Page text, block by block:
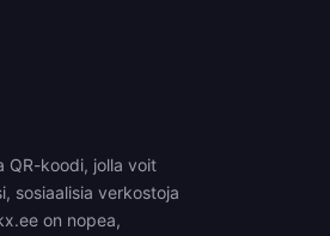
QR-koodi, jolla voit
sosiaalisia verkostoja
on nopea,